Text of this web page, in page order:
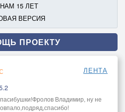
15 ЛЕТ
ВЕРСИЯ
ПРОЕКТУ
ЛЕНТА
Владимир, ну не